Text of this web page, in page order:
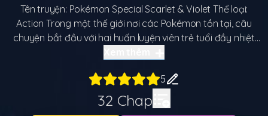
Tên truyện: Pokémon Special Scarlet & Violet Thể loại:
Action Trong một thế giới nơi các Pokémon tồn tại, câu
chuyện bắt đầu với hai huấn luyện viên trẻ tuổi đầy nhiệt
Pokemon của mình. Scarlet sở hữu một Pikachu vô cùng
nhanh nhẹn và mạnh mẽ, luôn là nguồn động viên lớn lao
cho cô vượt qua mọi thử thách. Trong khi đó, Violet là người
5
32 Chap